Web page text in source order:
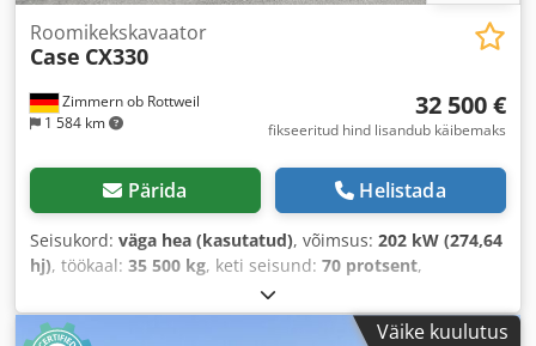
Zimmern ob Rottweil
1 584 km
Roomikekskavaator
Case CX330
32 500 €
fikseeritud hind lisandub käibemaks
Pärida Helistada
Seisukord: väga hea (kasutatud), võimsus: 202 kW (274,64
hj), töökaal: 35 500 kg, keti seisund: 70 protsent,
, töötunnid:9 139 h
kliimaseade,
Väike kuulutus